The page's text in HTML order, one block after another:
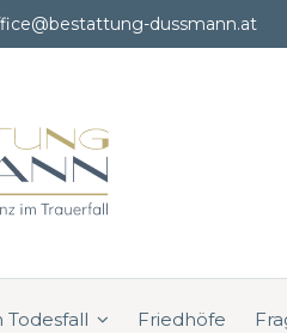
dussmann.at
Todesfall Friedhöfe